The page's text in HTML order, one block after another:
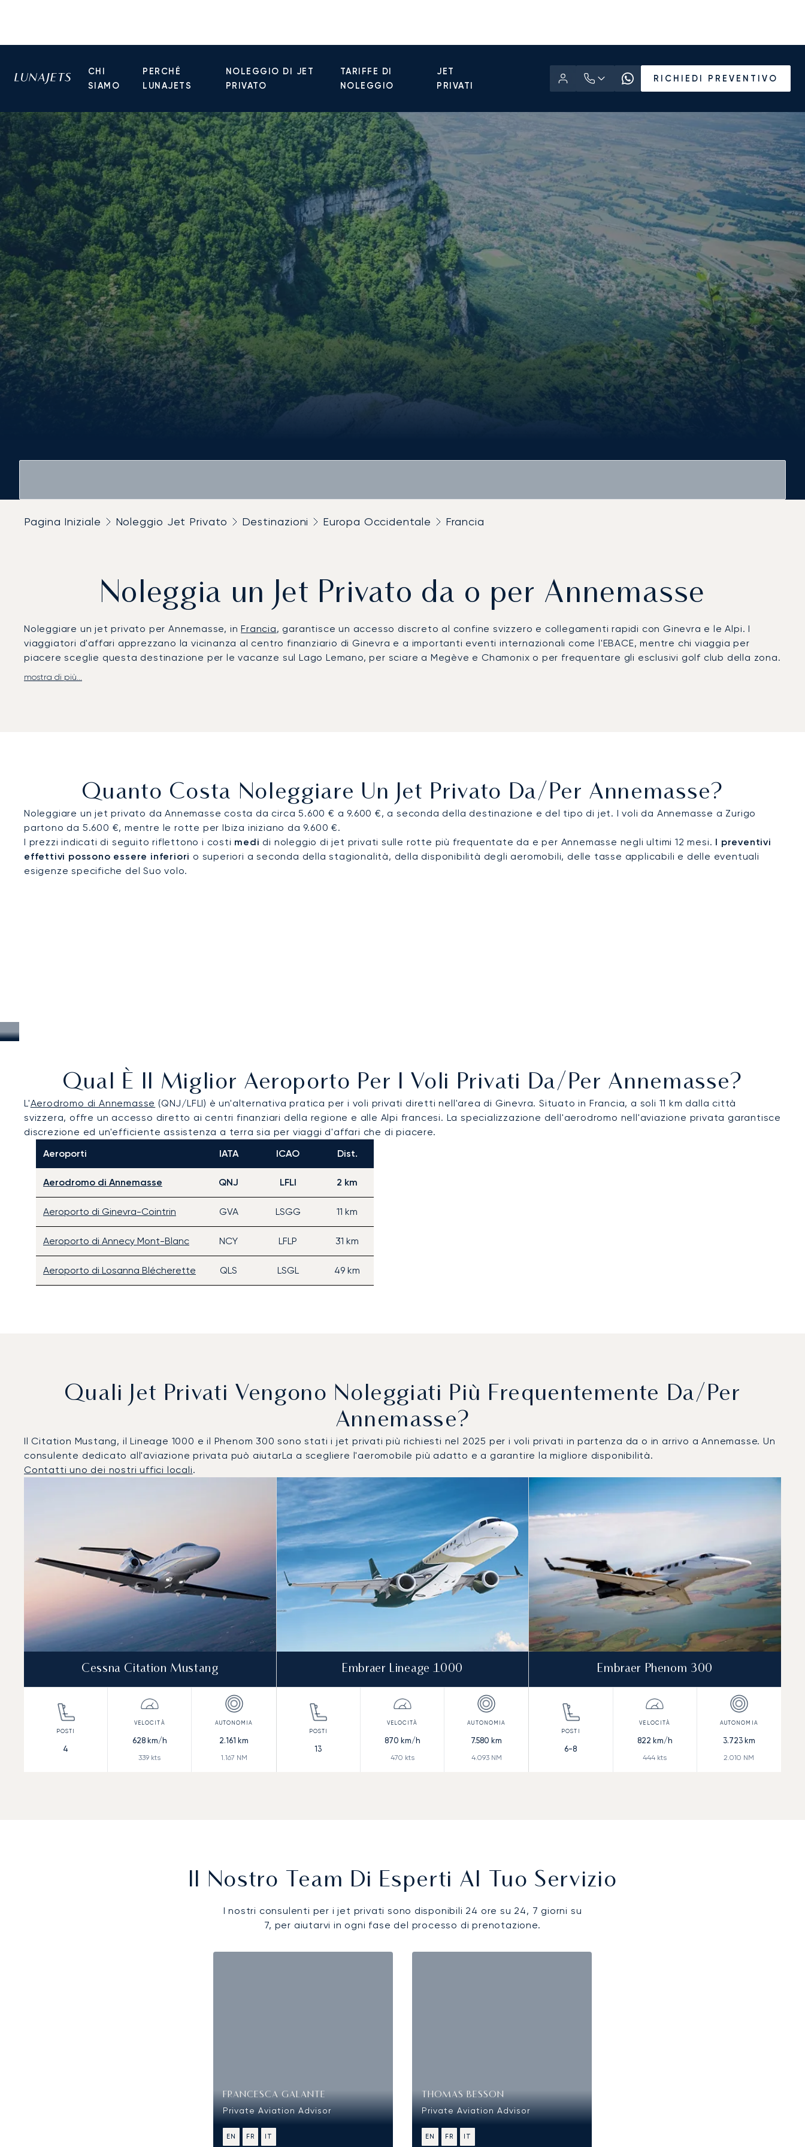
CHI
SIAMO
PERCHÉ
LUNAJETS
NOLEGGIO DI JET
PRIVATO
TARIFFE DI
NOLEGGIO
JET
PRIVATI
RICHIEDI PREVENTIVO
Pagina Iniziale Noleggio Jet Privato Destinazioni Europa Occidentale Francia
Noleggia un Jet Privato da o per Annemasse
Noleggiare un jet privato per Annemasse, inFrancia, garantisce un accesso discreto al confine svizzero e collegamenti rapidi con Ginevra e le Alpi. I
viaggiatori d'affari apprezzano la vicinanza al centro finanziario di Ginevra e a importanti eventi internazionali come l'EBACE, mentre chi viaggia per
piacere sceglie questa destinazione per le vacanze sul Lago Lemano, per sciare a Megève e Chamonix o per frequentare gli esclusivi golf club della zona.
LunaJets organizza voli per l'aerodromo di Annemasse (QNJ), ideale per i turboprop e i light jet, o per il vicino aeroporto di Ginevra (GVA) per jet più grandi
mostra di più...
Quanto Costa Noleggiare Un Jet Privato Da/per Annemasse?
Noleggiare un jet privato da Annemasse costa da circa 5.600 € a 9.600 €, a seconda della destinazione e del tipo di jet. I voli da Annemasse a Zurigo
partono da 5.600 €, mentre le rotte per Ibiza iniziano da 9.600 €.
I prezzi indicati di seguito riflettono i costi medi di noleggio di jet privati sulle rotte più frequentate da e per Annemasse negli ultimi 12 mesi. I preventivi
effettivi possono essere inferiori o superiori a seconda della stagionalità, della disponibilità degli aeromobili, delle tasse applicabili e delle eventuali
esigenze specifiche del Suo volo.
Qual È Il Miglior Aeroporto Per I Voli Privati Da/per Annemasse?
L'Aerodromo di Annemasse (QNJ/LFLI) è un'alternativa pratica per i voli privati diretti nell'area di Ginevra. Situato in Francia, a soli 11 km dalla città
svizzera, offre un accesso diretto ai centri finanziari della regione e alle Alpi francesi. La specializzazione dell'aerodromo nell'aviazione privata garantisce
discrezione ed un'efficiente assistenza a terra sia per viaggi d'affari che di piacere.
Aeroporti
IATA ICAO Dist.
Aerodromo di Annemasse QNJ LFLI 2 km
Aeroporto di Ginevra-Cointrin GVA LSGG 11 km
Aeroporto di Annecy Mont-Blanc NCY LFLP 31 km
Aeroporto di Losanna Blécherette QLS LSGL 49 km
Quali Jet Privati Vengono Noleggiati Più Frequentemente Da/per
Annemasse?
Il Citation Mustang, il Lineage 1000 e il Phenom 300 sono stati i jet privati più richiesti nel 2025 per i voli privati in partenza da o in arrivo a Annemasse. Un
consulente dedicato all'aviazione privata può aiutarLa a scegliere l'aeromobile più adatto e a garantire la migliore disponibilità.
Contatti uno dei nostri uffici locali.
Annemasse : I 3 modelli di aeromobile più utilizzati per numero di movimenti volo nel 2025
Autonomia (km)
Cessna Citation Mustang
4
628km/h
339 kts
2.161 km
1.167 NM
Embraer Lineage 1000
13
870 km/h
470 kts
7.580 km
4.093NM
Embraer Phenom 300
6-8
822 km/h
444 kts
3.723km
2.010 NM
Il Nostro Team Di Esperti Al Tuo Servizio
I nostri consulenti per i jet privati sono disponibili 24 ore su 24, 7 giorni su
7, per aiutarvi in ogni fase del processo di prenotazione.
FRANCESCA GALANTE
Private Aviation Advisor
EN FR IT
THOMAS BESSON
Private Aviation Advisor
EN FR IT